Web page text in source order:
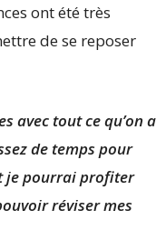
ont été très
de se reposer
avec tout ce qu’on a
de temps pour
je pourrai profiter
réviser mes